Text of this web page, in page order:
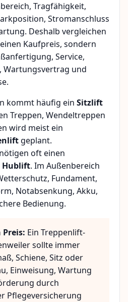
Tragfähigkeit,
Stromanschluss
Deshalb vergleichen
Kaufpreis, sondern
Service,
Wartungsvertrag und
kommt häufig ein Sitzlift
Treppen, Wendeltreppen
wird meist ein
geplant.
oft einen
Hublift. Im Außenbereich
Fundament,
Notabsenkung, Akku,
Bedienung.
Ein Treppenlift-
sollte immer
Schiene, Sitz oder
Einweisung, Wartung
durch
Pflegeversicherung